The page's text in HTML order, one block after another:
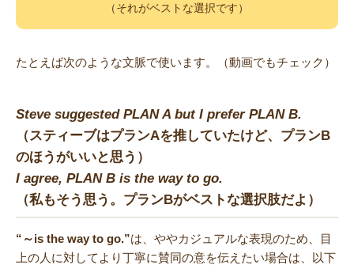
（それがベストな選択です）
たとえば次のような文脈で使います。（動画でもチェック）
Steve suggested PLAN A but I prefer PLAN B.
（スティーブはプランAを推していたけど、プランB
のほうがいいと思う）
I agree, PLAN B is the way to go.
（私もそう思う。プランBがベストな選択肢だよ）
“～is the way to go.”は、ややカジュアルな表現のため、目
上の人に対してより丁寧に賛同の意を伝えたい場合は、以下